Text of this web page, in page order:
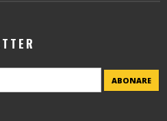
ABONARE